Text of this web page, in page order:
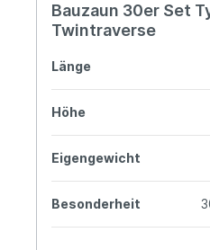
Bauzaun 30er Set
Twintraverse
Länge
Höhe
Eigengewicht
Besonderheit